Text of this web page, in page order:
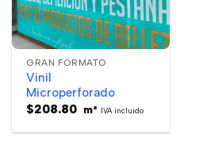
GRAN FORMATO
Vinil
Microperforado
$208.80 m² IVA incluido